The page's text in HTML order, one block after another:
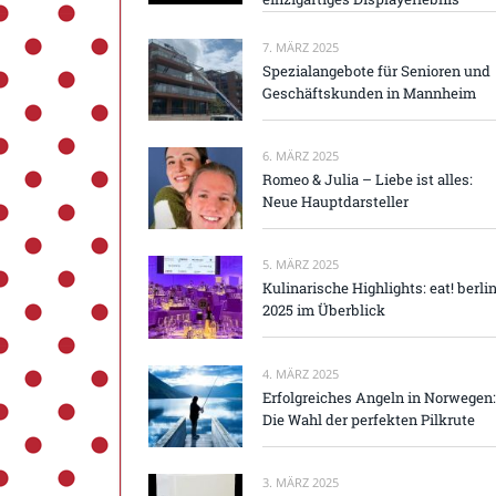
7. MÄRZ 2025
Spezialangebote für Senioren und
Geschäftskunden in Mannheim
6. MÄRZ 2025
Romeo & Julia – Liebe ist alles:
Neue Hauptdarsteller
5. MÄRZ 2025
Kulinarische Highlights: eat! berlin
2025 im Überblick
4. MÄRZ 2025
Erfolgreiches Angeln in Norwegen:
Die Wahl der perfekten Pilkrute
3. MÄRZ 2025